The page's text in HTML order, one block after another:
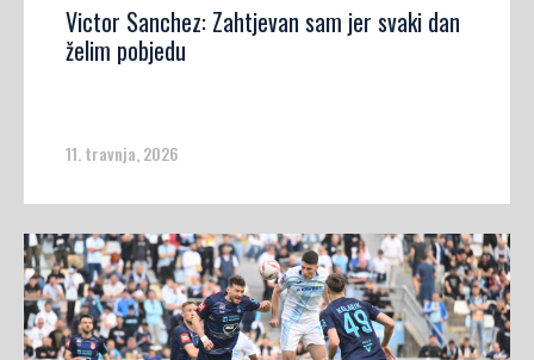
Victor Sanchez: Zahtjevan sam jer svaki dan
želim pobjedu
11. travnja, 2026